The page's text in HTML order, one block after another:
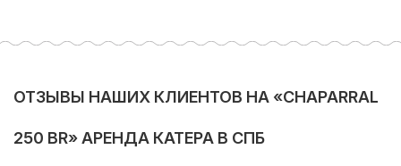
ОТЗЫВЫ НАШИХ КЛИЕНТОВ НА «CHAPARRAL
250 BR» АРЕНДА КАТЕРА В СПБ